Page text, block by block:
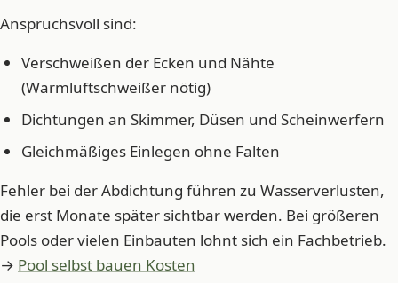
Anspruchsvoll sind:
Verschweißen der Ecken und Nähte
(Warmluftschweißer nötig)
Dichtungen an Skimmer, Düsen und Scheinwerfern
Gleichmäßiges Einlegen ohne Falten
Fehler bei der Abdichtung führen zu Wasserverlusten,
die erst Monate später sichtbar werden. Bei größeren
Pools oder vielen Einbauten lohnt sich ein Fachbetrieb.
→ Pool selbst bauen Kosten